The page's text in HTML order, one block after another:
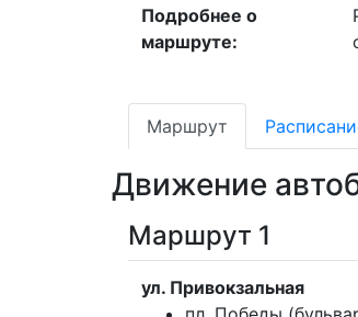
Подробнее о
маршруте:
Маршрут
Движение
Маршрут 1
ул. Привокзальная